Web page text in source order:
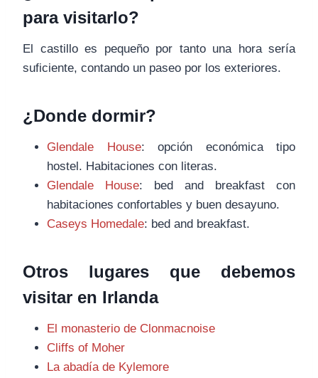
para visitarlo?
El castillo es pequeño por tanto una hora sería
suficiente, contando un paseo por los exteriores.
¿Donde dormir?
Glendale House: opción económica tipo
hostel. Habitaciones con literas.
Glendale House: bed and breakfast con
habitaciones confortables y buen desayuno.
Caseys Homedale: bed and breakfast.
Otros lugares que debemos
visitar en Irlanda
El monasterio de Clonmacnoise
Cliffs of Moher
La abadía de Kylemore